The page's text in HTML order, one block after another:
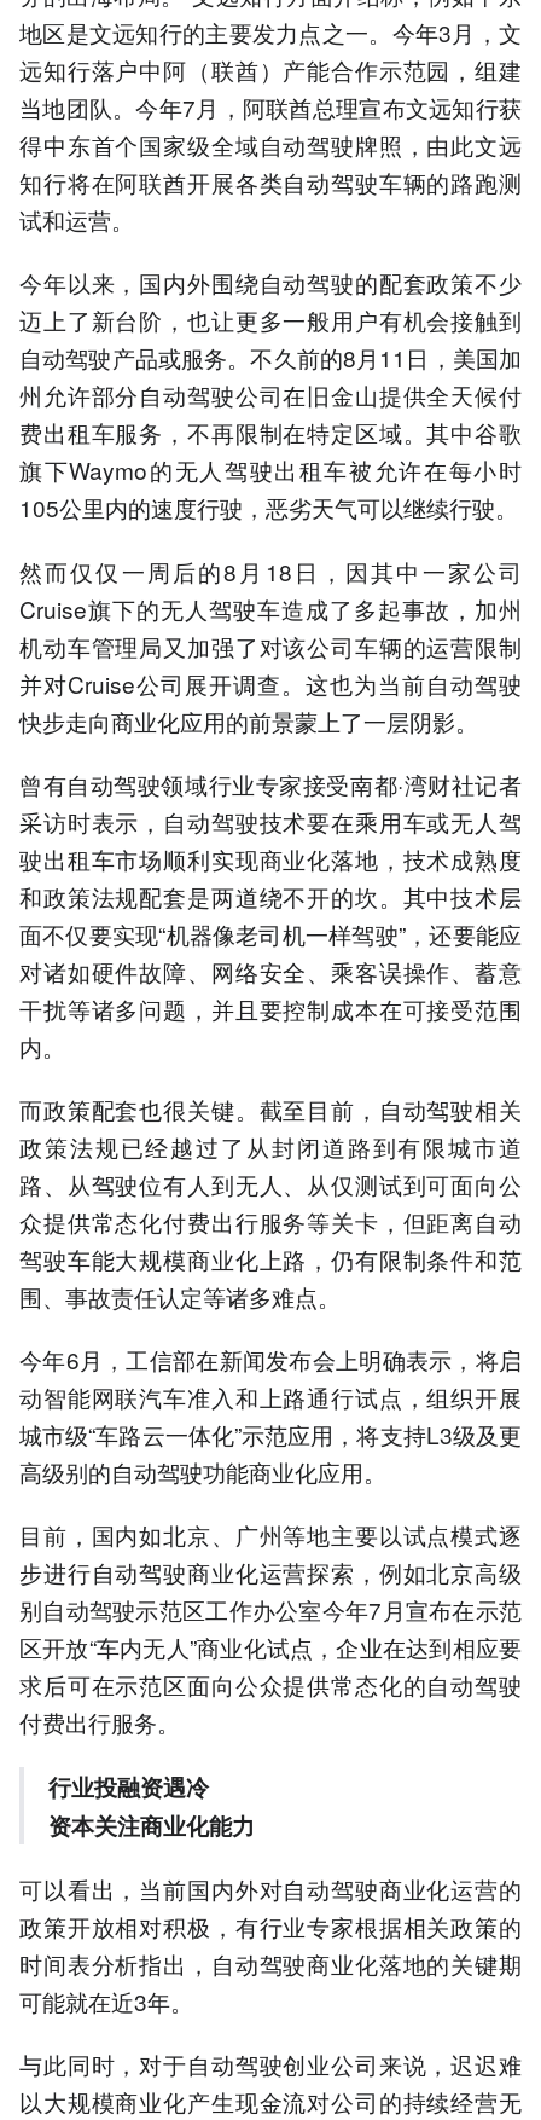
地区是文远知行的主要发力点之一。今年3月，文
远知行落户中阿（联酋）产能合作示范园，组建
当地团队。今年7月，阿联酋总理宣布文远知行获
得中东首个国家级全域自动驾驶牌照，由此文远
知行将在阿联酋开展各类自动驾驶车辆的路跑测
试和运营。
今年以来，国内外围绕自动驾驶的配套政策不少
迈上了新台阶，也让更多一般用户有机会接触到
自动驾驶产品或服务。不久前的8月11日，美国加
州允许部分自动驾驶公司在旧金山提供全天候付
费出租车服务，不再限制在特定区域。其中谷歌
旗下Waymo的无人驾驶出租车被允许在每小时
105公里内的速度行驶，恶劣天气可以继续行驶。
然而仅仅一周后的8月18日，因其中一家公司
Cruise旗下的无人驾驶车造成了多起事故，加州
机动车管理局又加强了对该公司车辆的运营限制
并对Cruise公司展开调查。这也为当前自动驾驶
快步走向商业化应用的前景蒙上了一层阴影。
曾有自动驾驶领域行业专家接受南都·湾财社记者
采访时表示，自动驾驶技术要在乘用车或无人驾
驶出租车市场顺利实现商业化落地，技术成熟度
和政策法规配套是两道绕不开的坎。其中技术层
面不仅要实现“机器像老司机一样驾驶”，还要能应
对诸如硬件故障、网络安全、乘客误操作、蓄意
干扰等诸多问题，并且要控制成本在可接受范围
内。
而政策配套也很关键。截至目前，自动驾驶相关
政策法规已经越过了从封闭道路到有限城市道
路、从驾驶位有人到无人、从仅测试到可面向公
众提供常态化付费出行服务等关卡，但距离自动
驾驶车能大规模商业化上路，仍有限制条件和范
围、事故责任认定等诸多难点。
今年6月，工信部在新闻发布会上明确表示，将启
动智能网联汽车准入和上路通行试点，组织开展
城市级“车路云一体化”示范应用，将支持L3级及更
高级别的自动驾驶功能商业化应用。
目前，国内如北京、广州等地主要以试点模式逐
步进行自动驾驶商业化运营探索，例如北京高级
别自动驾驶示范区工作办公室今年7月宣布在示范
区开放“车内无人”商业化试点，企业在达到相应要
求后可在示范区面向公众提供常态化的自动驾驶
付费出行服务。
行业投融资遇冷
资本关注商业化能力
可以看出，当前国内外对自动驾驶商业化运营的
政策开放相对积极，有行业专家根据相关政策的
时间表分析指出，自动驾驶商业化落地的关键期
可能就在近3年。
与此同时，对于自动驾驶创业公司来说，迟迟难
以大规模商业化产生现金流对公司的持续经营无